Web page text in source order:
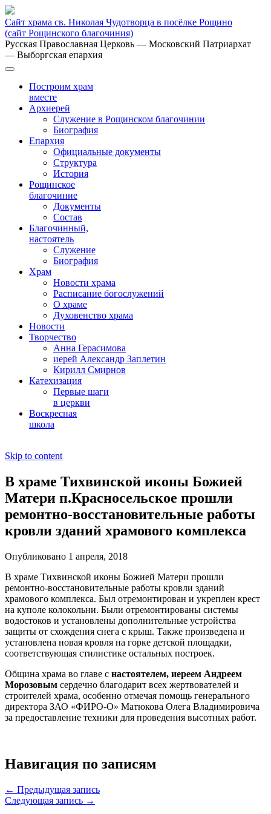
Сайт храма св. Николая Чудотворца в посёлке Рощино
(сайт Рощинского благочиния)
Русская Православная Церковь — Московский Патриархат
— Выборгская епархия
Построим храм
вместе
Архиерей
Служение в Рощинском благочинии
Биография
Епархия
Официальные документы
Структура
История
Рощинское
благочиние
Документы
Состав
Благочинный,
настоятель
Служение
Биография
Храм
Новости храма
Расписание богослужений
О храме
Духовенство храма
Новости
Творчество
Анна Герасимова
иерей Александр Заплетин
Кирилл Смирнов
Катехизация
Первые шаги
в церкви
Воскресная
школа
Skip to content
В храме Тихвинской иконы Божией
Матери п.Красносельское прошли
ремонтно-восстановительные работы
кровли зданий храмового комплекса
Опубликовано 1 апреля, 2018
В храме Тихвинской иконы Божией Матери прошли
ремонтно-восстановительные работы кровли зданий
храмового комплекса. Был отремонтирован и укреплен крест
на куполе колокольни. Были отремонтированы системы
водостоков и установлены дополнительные устройства
защиты от схождения снега с крыш. Также произведена и
установлена новая кровля на горке детской площадки,
соответствующая стилистике остальных построек.
Община храма во главе с настоятелем, иереем Андреем
Морозовым сердечно благодарит всех жертвователей и
строителей храма, особенно отмечая помощь генерального
директора ЗАО «ФИРО-О» Матюкова Олега Владимировича
за предоставление техники для проведения высотных работ.
Навигация по записям
← Предыдущая запись
Следующая запись →